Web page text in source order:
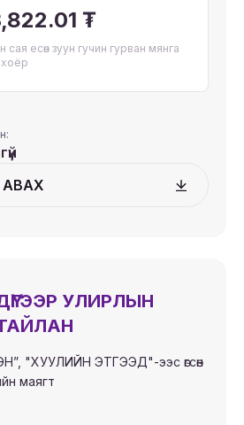
₮
есөн зуун гучин гурван мянга
АВАХ
УЛИРЛЫН
"ХУУЛИЙН ЭТГЭЭД"-ээс өгсөн
маягт